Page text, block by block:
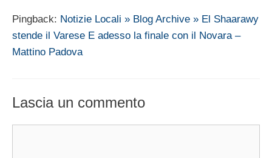
Pingback: Notizie Locali » Blog Archive » El Shaarawy
stende il Varese E adesso la finale con il Novara –
Mattino Padova
Lascia un commento